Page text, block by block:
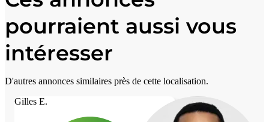
pourraient aussi vous
intéresser
D'autres annonces similaires près de cette localisation.
Gilles E.